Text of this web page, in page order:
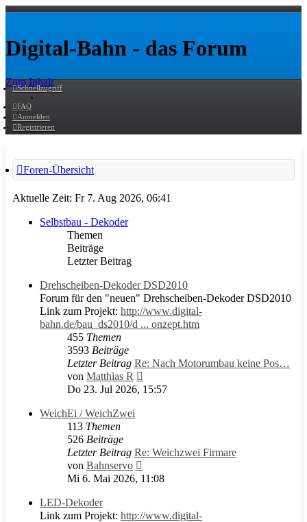
Digital-Bahn - das Forum
Zum Inhalt
Schnellzugriff
FAQ
Anmelden
Registrieren
Foren-Übersicht
Aktuelle Zeit: Fr 7. Aug 2026, 06:41
Selbstbau - Dekoder
Themen
Beiträge
Letzter Beitrag
Drehscheiben-Dekoder DSD2010
Forum für den "neuen" Drehscheiben-Dekoder DSD2010
Link zum Projekt: http://www.digital-
bahn.de/bau_ds2010/d ... onzept.htm
455 Themen
3593 Beiträge
Letzter Beitrag Re: Nach Motorumbau keine Pos…
von Matthias R
Beitrag
Do 23. Jul 2026, 15:57
WeichEi / WeichZwei
113 Themen
526 Beiträge
Letzter Beitrag Re: Weichzwei Firmare
von Bahnservo
Beitrag
Mi 6. Mai 2026, 11:08
LED-Dekoder
Link zum Projekt: http://www.digital-